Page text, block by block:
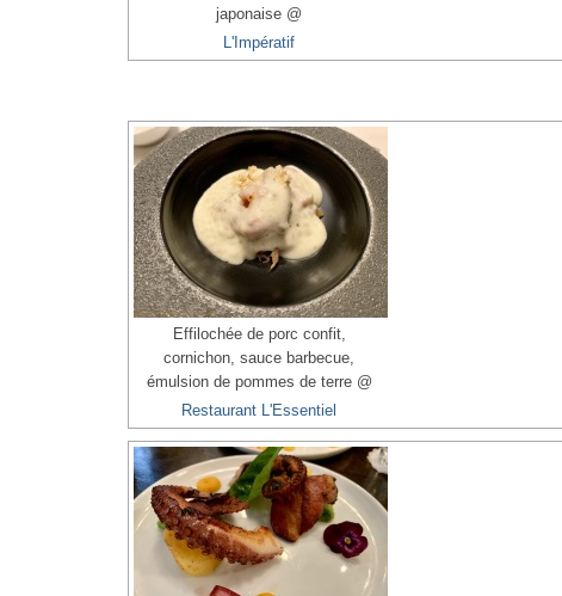
japonaise @
L'Impératif
Effilochée de porc confit,
cornichon, sauce barbecue,
émulsion de pommes de terre @
Restaurant L'Essentiel